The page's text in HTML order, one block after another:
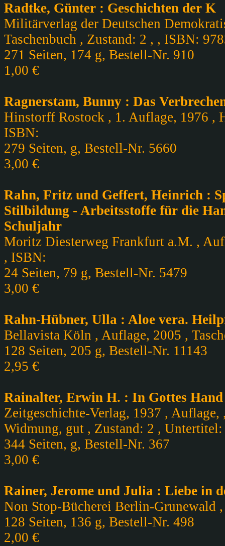
Radtke, Günter : Geschichten der K
Militärverlag der Deutschen
Taschenbuch , Zustand: 2 , , ISBN:
271 Seiten, 174 g, Bestell-Nr. 910
1,00 €
Ragnerstam, Bunny : Das
Hinstorff Rostock , 1. Auflage, 1976 ,
ISBN:
279 Seiten, g, Bestell-Nr. 5660
3,00 €
Rahn, Fritz und Geffert, Heinrich :
Stilbildung - Arbeitsstoffe für die
Schuljahr
Moritz Diesterweg Frankfurt a.M. ,
, ISBN:
24 Seiten, 79 g, Bestell-Nr. 5479
3,00 €
Rahn-Hübner, Ulla : Aloe vera.
Bellavista Köln , Auflage, 2005 ,
128 Seiten, 205 g, Bestell-Nr. 11143
2,95 €
Rainalter, Erwin H. : In Gottes Hand
Zeitgeschichte-Verlag, 1937 ,
Widmung, gut , Zustand: 2 ,
344 Seiten, g, Bestell-Nr. 367
3,00 €
Rainer, Jerome und Julia : Liebe in
Non Stop-Bücherei Berlin-Grunewald
128 Seiten, 136 g, Bestell-Nr. 498
2,00 €